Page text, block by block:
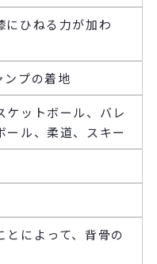
にひねる力が加わ
ンプの着地
ケットボール、バレ
ール、柔道、スキー
によって、背骨の